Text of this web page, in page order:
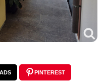
PINTEREST